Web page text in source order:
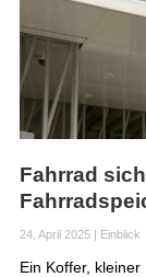
Fahrrad
24. April 2025| Einblick
Ein Koffer,